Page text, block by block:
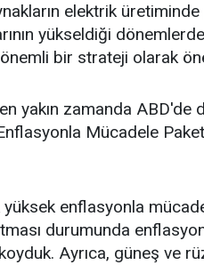
elektrik üretiminde
yükseldiği
bir strateji olarak öne
yakın zamanda
Mücadele
yüksek enflasyonla
durumunda
Ayrıca, güneş ve